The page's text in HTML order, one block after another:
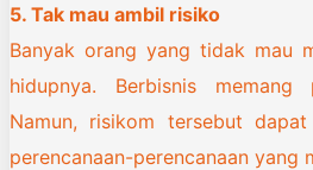
5. Tak mau ambil risiko
Banyak orang yang tidak mau
hidupnya. Berbisnis
Namun, risikom tersebut
perencanaan-perencanaan yang